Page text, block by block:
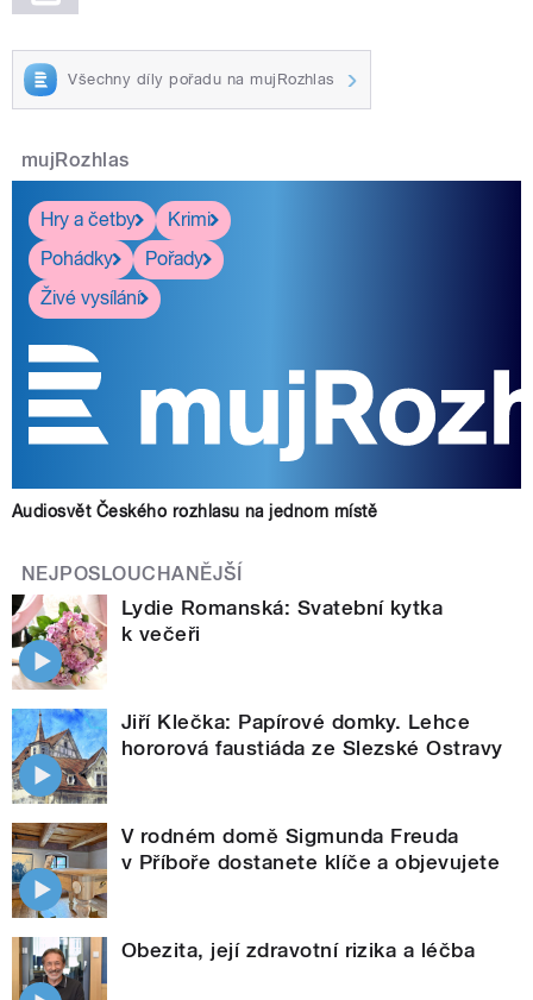
Všechny díly pořadu na mujRozhlas
mujRozhlas
Hry a četby
Krimi
Pohádky
Pořady
Živé vysílání
Audiosvět Českého rozhlasu na jednom místě
NEJPOSLOUCHANĚJŠÍ
Lydie Romanská: Svatební kytka
k večeři
Jiří Klečka: Papírové domky. Lehce
hororová faustiáda ze Slezské Ostravy
V rodném domě Sigmunda Freuda
v Příboře dostanete klíče a objevujete
Obezita, její zdravotní rizika a léčba